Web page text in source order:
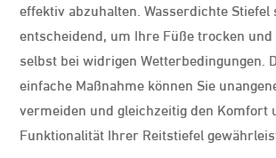
effektiv abzuhalten. Wasserdichte Stiefel
entscheidend, um Ihre Füße trocken
selbst bei widrigen Wetterbedingungen.
einfache Maßnahme können Sie
vermeiden und gleichzeitig den Komfort
Funktionalität Ihrer Reitstiefel